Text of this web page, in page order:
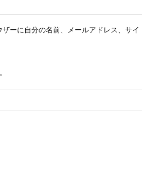
ーに自分の名前、メールアドレス、サイ